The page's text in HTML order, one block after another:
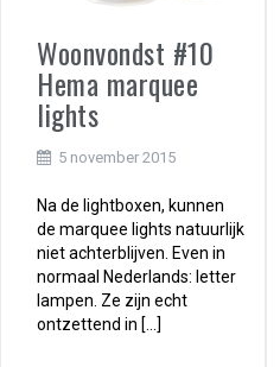
Woonvondst #10
Hema marquee
lights
5 november 2015
Na de lightboxen, kunnen
de marquee lights natuurlijk
niet achterblijven. Even in
normaal Nederlands: letter
lampen. Ze zijn echt
ontzettend in […]